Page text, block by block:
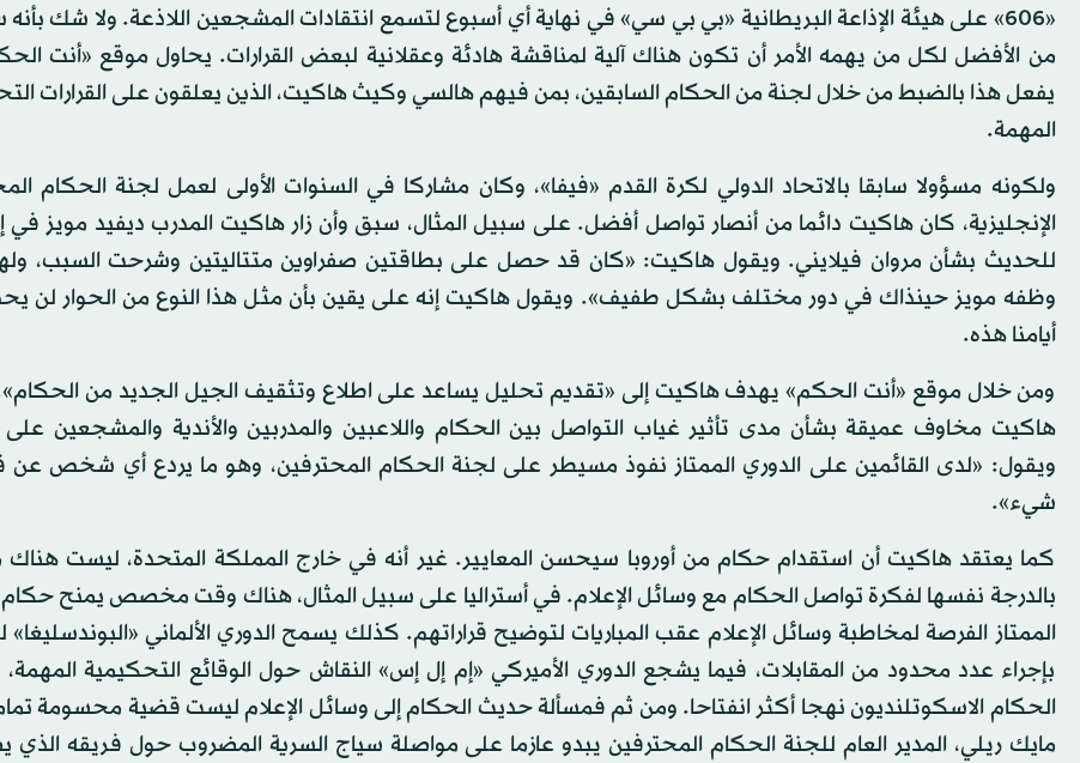
«606» على هيئة الإذاعة البريطانية «بي بي سي» في نهاية أي أسبوع لتسمع انتقادات المشجعين اللاذعة. ولا شك
من الأفضل لكل من يهمه الأمر أن تكون هناك آلية لمناقشة هادئة وعقلانية لبعض القرارات. يحاول موقع «أنت
يفعل هذا بالضبط من خلال لجنة من الحكام السابقين، بمن فيهم هالسي وكيث هاكيت، الذين يعلقون على القرارات
المهمة.
ولكونه مسؤولا سابقا بالاتحاد الدولي لكرة القدم «فيفا»، وكان مشاركا في السنوات الأولى لعمل لجنة الحكام
الإنجليزية، كان هاكيت دائما من أنصار تواصل أفضل. على سبيل المثال، سبق وأن زار هاكيت المدرب ديفيد مويز في
للحديث بشأن مروان فيلايني. ويقول هاكيت: «كان قد حصل على بطاقتين صفراوين متتاليتين وشرحت السبب،
وظفه مويز حينذاك في دور مختلف بشكل طفيف». ويقول هاكيت إنه على يقين بأن مثل هذا النوع من الحوار لن
أيامنا هذه.
ومن خلال موقع «أنت الحكم» يهدف هاكيت إلى «تقديم تحليل يساعد على اطلاع وتثقيف الجيل الجديد من الحكام».
هاكيت مخاوف عميقة بشأن مدى تأثير غياب التواصل بين الحكام واللاعبين والمدربين والأندية والمشجعين على
ويقول: «لدى القائمين على الدوري الممتاز نفوذ مسيطر على لجنة الحكام المحترفين، وهو ما يردع أي شخص عن
شيء».
كما يعتقد هاكيت أن استقدام حكام من أوروبا سيحسن المعايير. غير أنه في خارج المملكة المتحدة، ليست هناك
بالدرجة نفسها لفكرة تواصل الحكام مع وسائل الإعلام. في أستراليا على سبيل المثال، هناك وقت مخصص يمنح حكام
الممتاز الفرصة لمخاطبة وسائل الإعلام عقب المباريات لتوضيح قراراتهم. كذلك يسمح الدوري الألماني
بإجراء عدد محدود من المقابلات، فيما يشجع الدوري الأميركي «إم إل إس» النقاش حول الوقائع التحكيمية
الحكام الاسكوتلنديون نهجا أكثر انفتاحا. ومن ثم فمسألة حديث الحكام إلى وسائل الإعلام ليست قضية محسومة